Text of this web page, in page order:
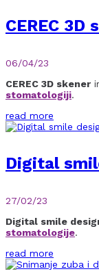
CEREC
06/04/23
CEREC 3D skener
stomatologiji.
read more
Digital
27/02/23
Digital smile
stomatologije.
read more